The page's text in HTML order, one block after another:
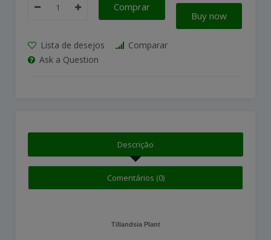
Comprar
Buy now
Lista de desejos
Comparar
Ask a Question
Descrição
Comentários (0)
Tillandsia Plant